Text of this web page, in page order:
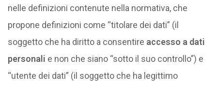
nelle definizioni contenute nella normativa, che
propone definizioni come “titolare dei dati” (il
soggetto che ha diritto a consentire accesso a dati
personali e non che siano “sotto il suo controllo”) e
“utente dei dati” (il soggetto che ha legittimo